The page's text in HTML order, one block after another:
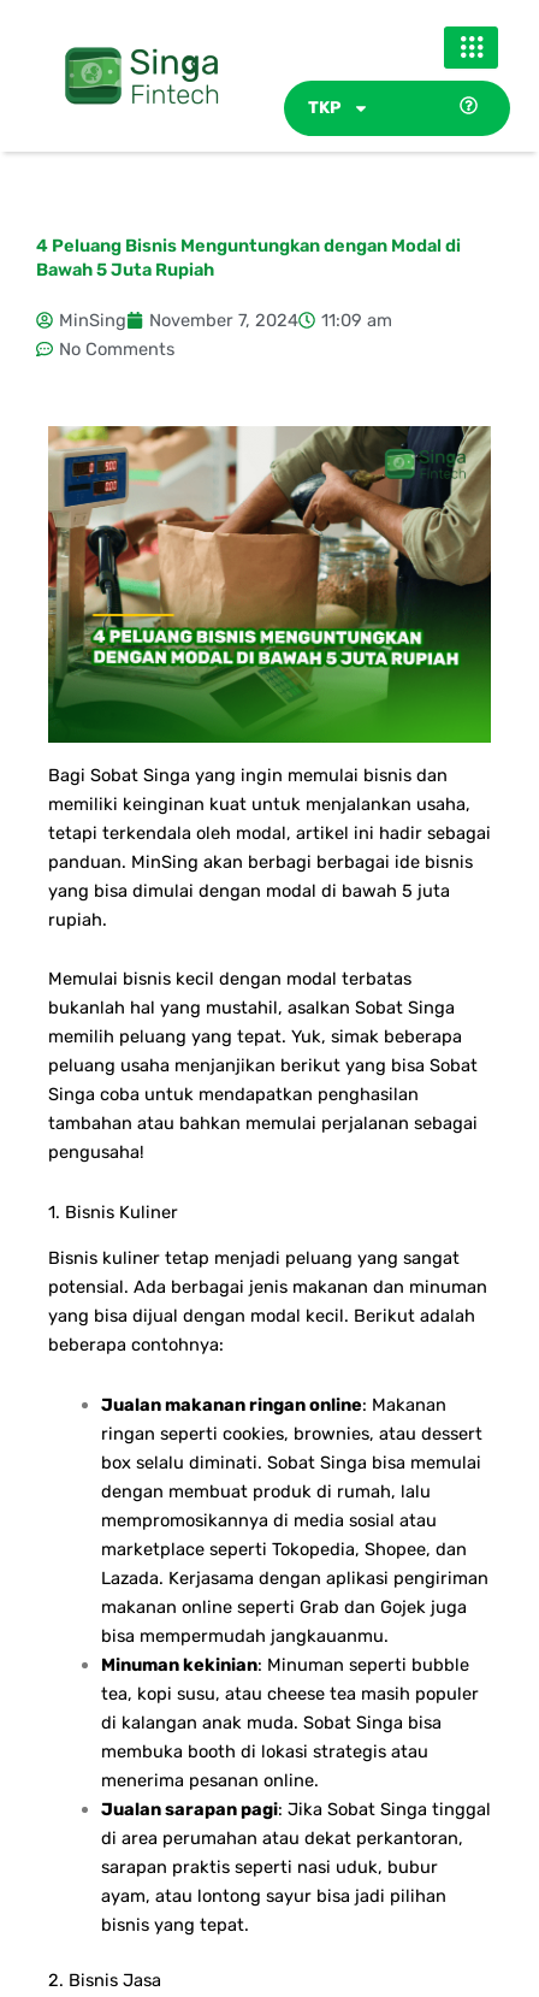
TKP
4 Peluang Bisnis Menguntungkan dengan Modal di
Bawah 5 Juta Rupiah
MinSing November 7, 2024
11:09 am
No Comments
Bagi Sobat Singa yang ingin memulai bisnis dan
memiliki keinginan kuat untuk menjalankan usaha,
tetapi terkendala oleh modal, artikel ini hadir sebagai
panduan. MinSing akan berbagi berbagai ide bisnis
yang bisa dimulai dengan modal di bawah 5 juta
rupiah.
Memulai bisnis kecil dengan modal terbatas
bukanlah hal yang mustahil, asalkan Sobat Singa
memilih peluang yang tepat. Yuk, simak beberapa
peluang usaha menjanjikan berikut yang bisa Sobat
Singa coba untuk mendapatkan penghasilan
tambahan atau bahkan memulai perjalanan sebagai
pengusaha!
1. Bisnis Kuliner
Bisnis kuliner tetap menjadi peluang yang sangat
potensial. Ada berbagai jenis makanan dan minuman
yang bisa dijual dengan modal kecil. Berikut adalah
beberapa contohnya:
Jualan makanan ringan online: Makanan
ringan seperti cookies, brownies, atau dessert
box selalu diminati. Sobat Singa bisa memulai
dengan membuat produk di rumah, lalu
mempromosikannya di media sosial atau
marketplace seperti Tokopedia, Shopee, dan
Lazada. Kerjasama dengan aplikasi pengiriman
makanan online seperti Grab dan Gojek juga
bisa mempermudah jangkauanmu.
Minuman kekinian: Minuman seperti bubble
tea, kopi susu, atau cheese tea masih populer
di kalangan anak muda. Sobat Singa bisa
membuka booth di lokasi strategis atau
menerima pesanan online.
Jualan sarapan pagi: Jika Sobat Singa tinggal
di area perumahan atau dekat perkantoran,
sarapan praktis seperti nasi uduk, bubur
ayam, atau lontong sayur bisa jadi pilihan
bisnis yang tepat.
2. Bisnis Jasa